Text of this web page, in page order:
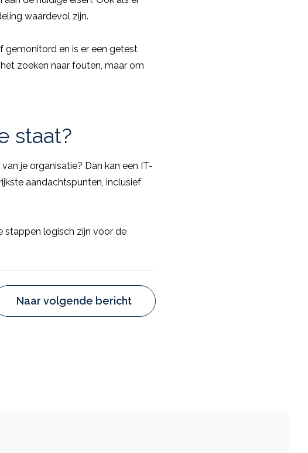
waardevol zijn.
gemonitord en is er een getest
zoeken naar fouten, maar om
staat?
je organisatie? Dan kan een IT-
aandachtspunten, inclusief
stappen logisch zijn voor de
Naar volgende bericht